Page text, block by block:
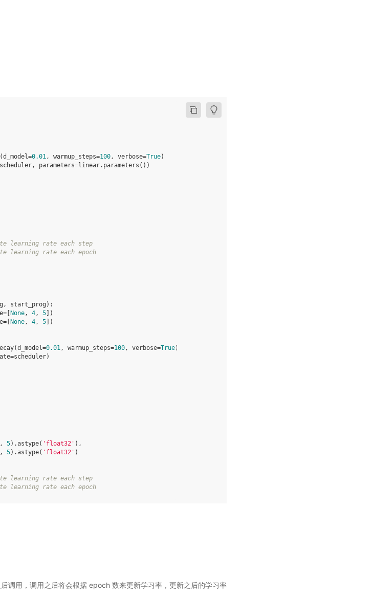
(d_model=0.01, warmup_steps=100, verbose=True)
scheduler, parameters=linear. parameters ())
learning rate each step
learning rate each epoch
, start_prog ):
= None, 4, 5 ])
= None, 4, 5 ])
(d_model=0.01, warmup_steps=100, verbose=True)
=scheduler)
, 5) .astype( 'float32' ),
, 5) .astype( 'float32' )
learning rate each step
learning rate each epoch
调用，调用之后将会根据 epoch 数来更新学习率，更新之后的学习率